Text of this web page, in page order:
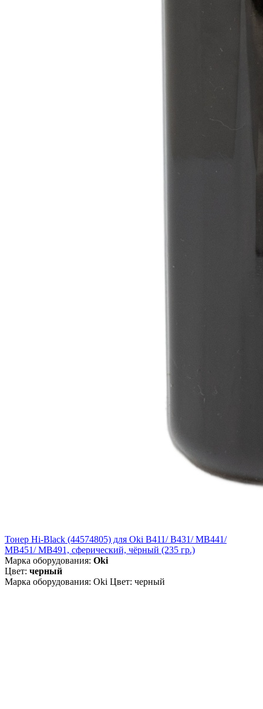
Тонер Hi-Black (44574805) для Oki B411/ B431/ MB441/
MB451/ MB491, сферический, чёрный (235 гр.)
Марка оборудования: Oki
Цвет: черный
Марка оборудования: Oki Цвет: черный